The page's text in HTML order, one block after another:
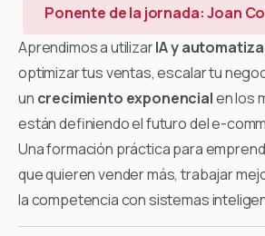
Ponente de la jornada: Joan
Aprendimos a utilizarIA y
optimizar tus ventas, escalar tu
un crecimiento exponencialen los
están definiendo el futuro del e-
Una formación práctica para
que quieren vender más, trabajar
la competencia con sistemas